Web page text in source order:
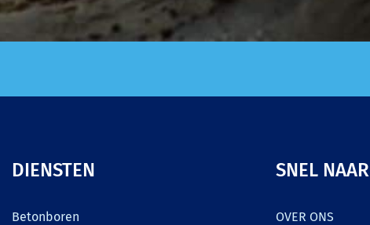
DIENSTEN
Betonboren
SNEL NAAR
OVER ONS